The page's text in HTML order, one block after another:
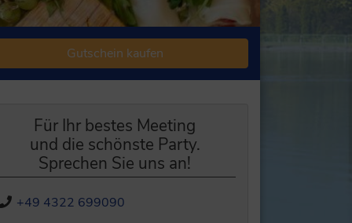
Gutschein kaufen
Für Ihr bestes Meeting
und die schönste Party.
Sprechen Sie uns an!
+49 4322 699090